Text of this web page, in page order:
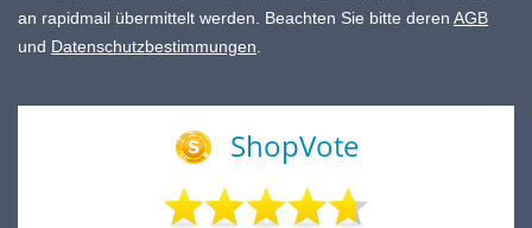
an rapidmail übermittelt werden. Beachten Sie bitte deren AGB
und Datenschutzbestimmungen
ShopVote